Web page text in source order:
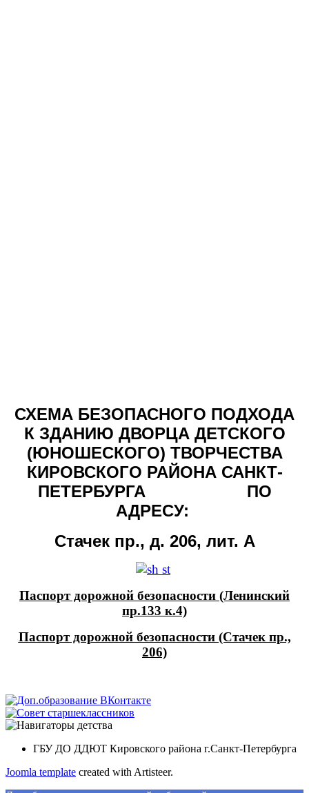
СХЕМА БЕЗОПАСНОГО ПОДХОДА
К ЗДАНИЮ ДВОРЦА ДЕТСКОГО
(ЮНОШЕСКОГО) ТВОРЧЕСТВА
КИРОВСКОГО РАЙОНА САНКТ-
ПЕТЕРБУРГА ПО
АДРЕСУ:
Стачек пр., д. 206, лит. А
Паспорт дорожной безопасности (Ленинский
пр.133 к.4)
Паспорт дорожной безопасности (Стачек пр.,
206)
ГБУ ДО ДДЮТ Кировского района г.Санкт-Петербурга
Joomla template created with Artisteer.